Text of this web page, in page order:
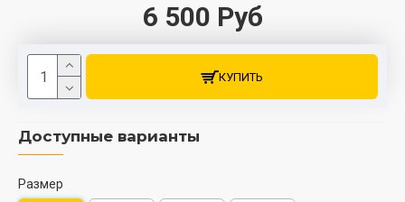
6 500 Руб
Доступные варианты
Размер
КУПИТЬ